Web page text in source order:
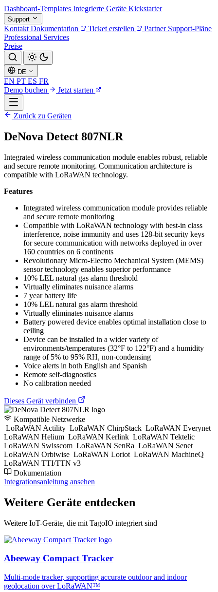
Dashboard-Templates Integrierte Geräte Kickstarter
Support
Kontakt Dokumentation Ticket erstellen Partner Support-Pläne
Professional Services
Preise
DE
EN PT ES FR
Demo buchen
Jetzt starten
Zurück zu Geräten
DeNova Detect 807NLR
Integrated wireless communication module enables robust, reliable
and secure remote monitoring. Communication architecture is
compatible with LoRaWAN technology.
Features
Integrated wireless communication module provides reliable
and secure remote monitoring
Compatible with LoRaWAN technology with best-in class
interference, noise immunity and uses 128-bit security keys
for secure communication with networks deployed in over
160 countries on 6 continents
Revolutionary Micro-Electro Mechanical System (MEMS)
sensor technology enables superior performance
10% LEL natural gas alarm threshold
Virtually eliminates nuisance alarms
7 year battery life
10% LEL natural gas alarm threshold
Virtually eliminates nuisance alarms
Battery powered device enables optimal installation close to
ceiling
Device can be installed in a wider variety of
environments/temperatures (32°F to 122°F) and a humidity
range of 5% to 95% RH, non-condensing
Voice alerts in both English and Spanish
Remote self-diagnostics
No calibration needed
Dieses Gerät verbinden
Kompatible Netzwerke
LoRaWAN Actility LoRaWAN ChirpStack LoRaWAN Everynet
LoRaWAN Helium LoRaWAN Kerlink LoRaWAN Tektelic
LoRaWAN Swisscom LoRaWAN SenRa LoRaWAN Senet
LoRaWAN Orbiwise LoRaWAN Loriot LoRaWAN MachineQ
LoRaWAN TTI/TTN v3
Dokumentation
Integrationsanleitung ansehen
Weitere Geräte entdecken
Weitere IoT-Geräte, die mit TagoIO integriert sind
Abeeway Compact Tracker
Multi-mode tracker, supporting accurate outdoor and indoor
geolocation over LoRaWAN™